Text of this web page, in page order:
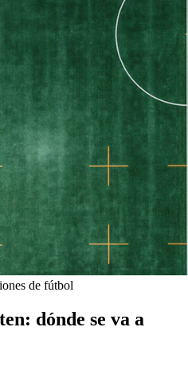
de fútbol
dónde se va a